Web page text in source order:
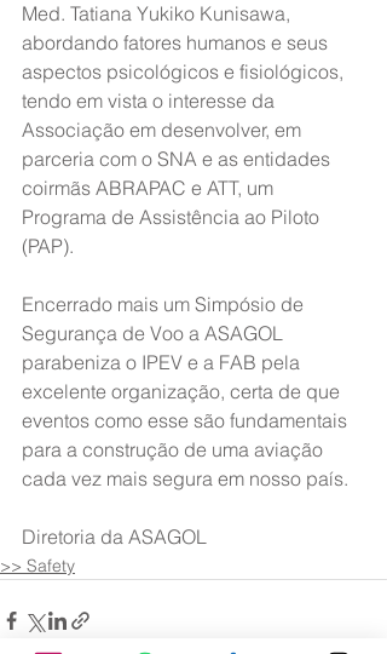
Med. Tatiana Yukiko Kunisawa,
abordando fatores humanos e seus
aspectos psicológicos e fisiológicos,
tendo em vista o interesse da
Associação em desenvolver, em
parceria com o SNA e as entidades
coirmãs ABRAPAC e ATT, um
Programa de Assistência ao Piloto
(PAP).
Encerrado mais um Simpósio de
Segurança de Voo a ASAGOL
parabeniza o IPEV e a FAB pela
excelente organização, certa de que
eventos como esse são fundamentais
para a construção de uma aviação
cada vez mais segura em nosso país.
Diretoria da ASAGOL
>> Safety